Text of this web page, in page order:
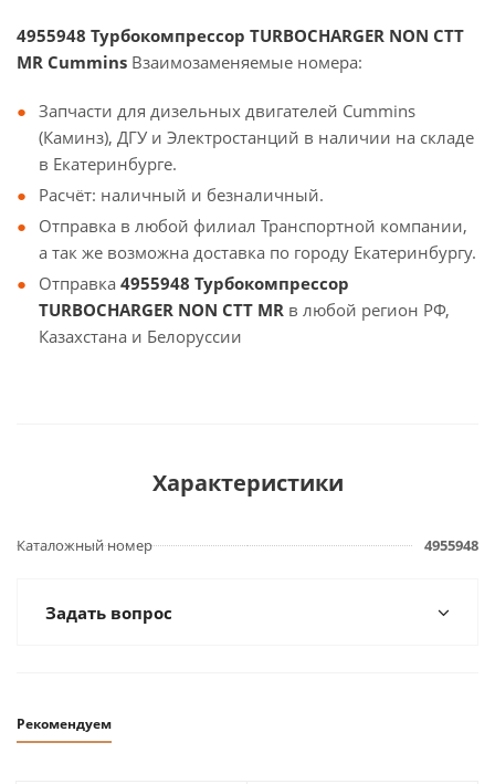
4955948 Турбокомпрессор TURBOCHARGER NON CTT
MR Cummins Взаимозаменяемые номера:
Запчасти для дизельных двигателей Cummins
(Каминз), ДГУ и Электростанций в наличии на складе
в Екатеринбурге.
Расчёт: наличный и безналичный.
Отправка в любой филиал Транспортной компании,
а так же возможна доставка по городу Екатеринбургу.
Отправка 4955948 Турбокомпрессор
TURBOCHARGER NON CTT MR в любой регион РФ,
Казахстана и Белоруссии
Характеристики
Каталожный номер 4955948
Задать вопрос
Рекомендуем